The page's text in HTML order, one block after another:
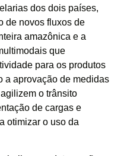
dos dois países,
de novos fluxos de
amazônica e a
que
para os produtos
a aprovação de medidas
o trânsito
de cargas e
otimizar o uso da